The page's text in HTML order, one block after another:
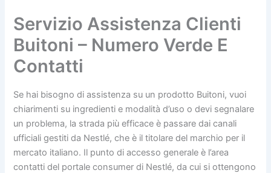
Servizio Assistenza Clienti
Buitoni – Numero Verde E
Contatti
Se hai bisogno di assistenza su un prodotto Buitoni, vuoi
chiarimenti su ingredienti e modalità d’uso o devi segnalare
un problema, la strada più efficace è passare dai canali
ufficiali gestiti da Nestlé, che è il titolare del marchio per il
mercato italiano. Il punto di accesso generale è l’area
contatti del portale consumer di Nestlé, da cui si ottengono